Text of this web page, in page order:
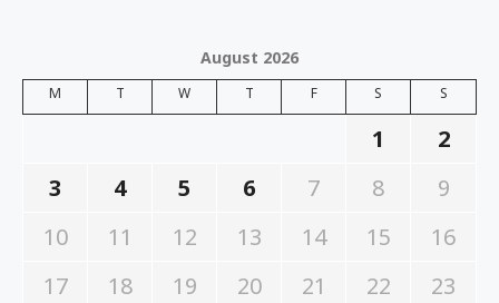
August 2026
M T W T F S S
1
2
3
4 5 6 7 8
9
10
11 12 13 14 15
16
17
18 19 20 21 22
23